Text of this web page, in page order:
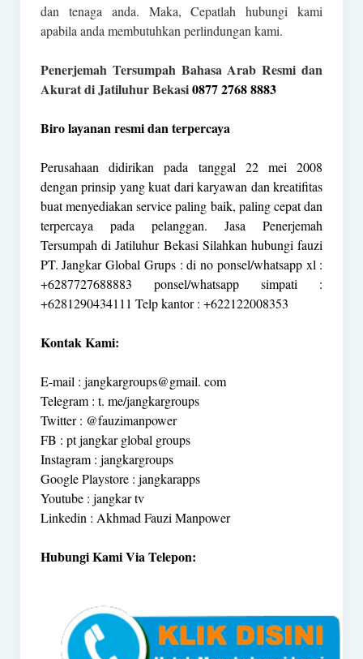
dan tenaga anda. Maka, Cepatlah hubungi kami
apabila anda membutuhkan perlindungan kami.
Penerjemah Tersumpah Bahasa Arab Resmi dan
Akurat di Jatiluhur Bekasi0877 2768 8883
Biro layanan resmi dan terpercaya
Perusahaan didirikan pada tanggal 22 mei 2008
dengan prinsip yang kuat dari karyawan dan kreatifitas
buat menyediakan service paling baik, paling cepat dan
terpercaya pada pelanggan. Jasa Penerjemah
Tersumpah di Jatiluhur Bekasi Silahkan hubungi fauzi
PT. Jangkar Global Grups : di no ponsel/whatsapp xl :
+6287727688883 ponsel/whatsapp simpati :
+6281290434111 Telp kantor : +622122008353
Kontak Kami:
E-mail : jangkargroups@gmail. com
Telegram : t. me/jangkargroups
Twitter : @fauzimanpower
FB : pt jangkar global groups
Instagram : jangkargroups
Google Playstore : jangkarapps
Youtube : jangkar tv
Linkedin : Akhmad Fauzi Manpower
Hubungi Kami Via Telepon: